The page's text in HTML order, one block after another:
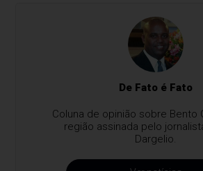
De Fato é Fato
Coluna de opinião sobre Bento
região assinada pelo
Dargelio.